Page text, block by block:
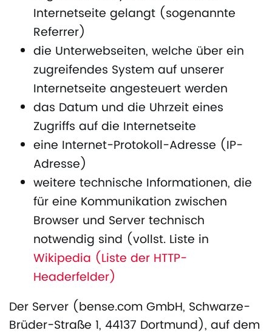
Internetseite gelangt (sogenannte
Referrer)
die Unterwebseiten, welche über ein
zugreifendes System auf unserer
Internetseite angesteuert werden
das Datum und die Uhrzeit eines
Zugriffs auf die Internetseite
eine Internet-Protokoll-Adresse (IP-
Adresse)
weitere technische Informationen, die
für eine Kommunikation zwischen
Browser und Server technisch
notwendig sind (vollst. Liste in
Wikipedia (Liste der HTTP-
Headerfelder)
Der Server (bense.com GmbH, Schwarze-
Brüder-Straße 1, 44137 Dortmund), auf dem